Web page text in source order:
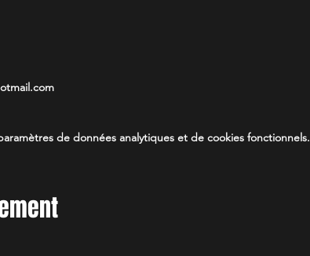
de données analytiques et de cookies fonctionnels.